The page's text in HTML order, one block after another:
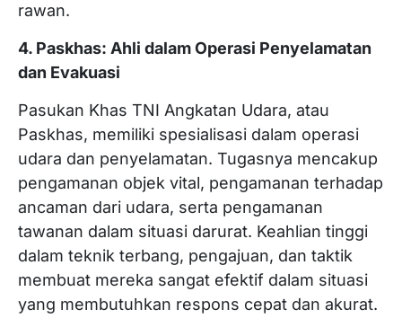
rawan.
4. Paskhas: Ahli dalam Operasi Penyelamatan
dan Evakuasi
Pasukan Khas TNI Angkatan Udara, atau
Paskhas, memiliki spesialisasi dalam operasi
udara dan penyelamatan. Tugasnya mencakup
pengamanan objek vital, pengamanan terhadap
ancaman dari udara, serta pengamanan
tawanan dalam situasi darurat. Keahlian tinggi
dalam teknik terbang, pengajuan, dan taktik
membuat mereka sangat efektif dalam situasi
yang membutuhkan respons cepat dan akurat.